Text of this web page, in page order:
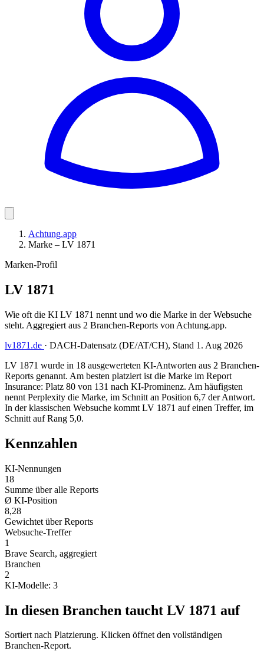
Achtung.app
Marke – LV 1871
Marken-Profil
LV 1871
Wie oft die KI LV 1871 nennt und wo die Marke in der Websuche
steht. Aggregiert aus 2 Branchen-Reports von Achtung.app.
lv1871.de · DACH-Datensatz (DE/AT/CH), Stand 1. Aug 2026
LV 1871 wurde in 18 ausgewerteten KI-Antworten aus 2 Branchen-
Reports genannt. Am besten platziert ist die Marke im Report
Insurance: Platz 80 von 131 nach KI-Prominenz. Am häufigsten
nennt Perplexity die Marke, im Schnitt an Position 6,7 der Antwort.
In der klassischen Websuche kommt LV 1871 auf einen Treffer, im
Schnitt auf Rang 5,0.
Kennzahlen
KI-Nennungen
18
Summe über alle Reports
Ø KI-Position
8,28
Gewichtet über Reports
Websuche-Treffer
1
Brave Search, aggregiert
Branchen
2
KI-Modelle: 3
In diesen Branchen taucht LV 1871 auf
Sortiert nach Platzierung. Klicken öffnet den vollständigen
Branchen-Report.